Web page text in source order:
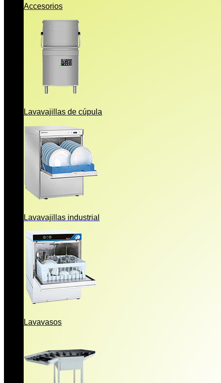
Accesorios
Lavavajillas de cúpula
Lavavajillas industrial
Lavavasos